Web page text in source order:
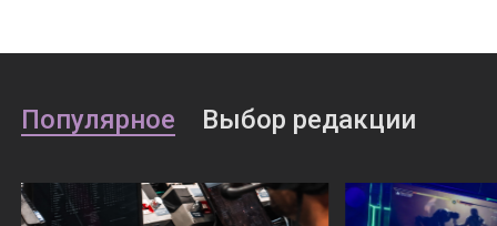
Популярное Выбор редакции